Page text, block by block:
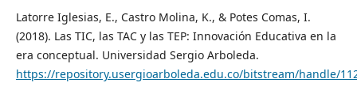
Latorre Iglesias, E., Castro Molina, K., & Potes Comas, I.
(2018). Las TIC, las TAC y las TEP: Innovación Educativa en la
era conceptual. Universidad Sergio Arboleda.
https://repository.usergioarboleda.edu.co/bitstream/handle/